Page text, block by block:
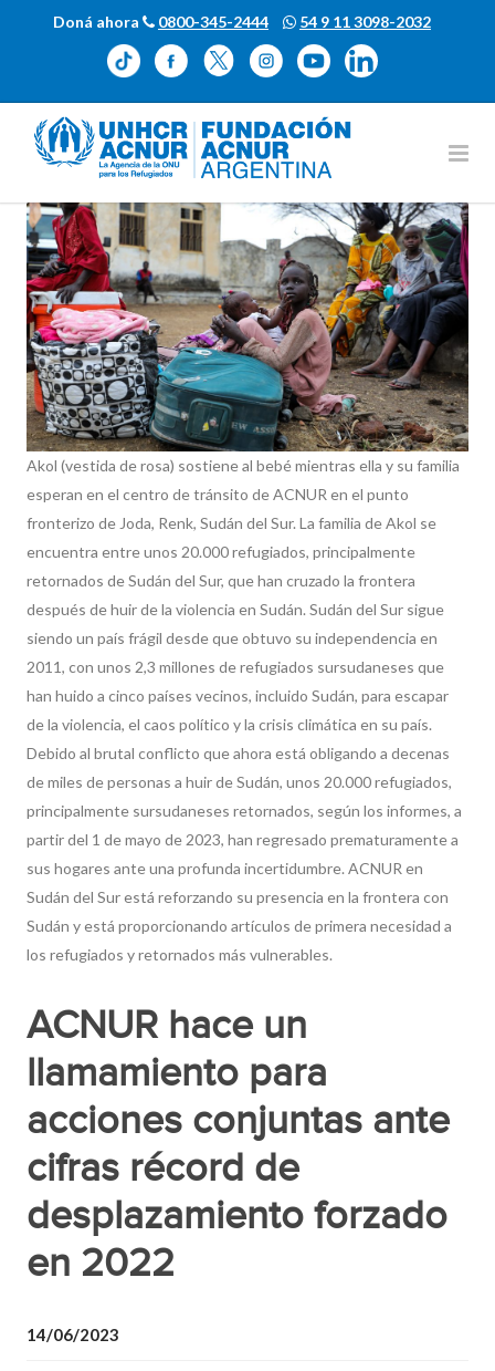
Doná ahora 0800-345-2444 54 9 11 3098-2032
Akol (vestida de rosa) sostiene al bebé mientras ella y su familia
esperan en el centro de tránsito de ACNUR en el punto
fronterizo de Joda, Renk, Sudán del Sur. La familia de Akol se
encuentra entre unos 20.000 refugiados, principalmente
retornados de Sudán del Sur, que han cruzado la frontera
después de huir de la violencia en Sudán. Sudán del Sur sigue
siendo un país frágil desde que obtuvo su independencia en
2011, con unos 2,3 millones de refugiados sursudaneses que
han huido a cinco países vecinos, incluido Sudán, para escapar
de la violencia, el caos político y la crisis climática en su país.
Debido al brutal conflicto que ahora está obligando a decenas
de miles de personas a huir de Sudán, unos 20.000 refugiados,
principalmente sursudaneses retornados, según los informes, a
partir del 1 de mayo de 2023, han regresado prematuramente a
sus hogares ante una profunda incertidumbre. ACNUR en
Sudán del Sur está reforzando su presencia en la frontera con
Sudán y está proporcionando artículos de primera necesidad a
los refugiados y retornados más vulnerables.
ACNUR hace un
llamamiento para
acciones conjuntas ante
cifras récord de
desplazamiento forzado
en 2022
14/06/2023